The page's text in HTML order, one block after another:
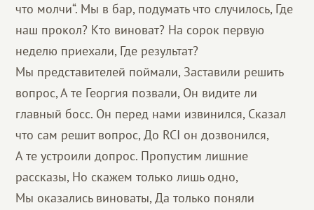
что молчи“. Мы в бар, подумать что случилось, Где
наш прокол? Кто виноват? На сорок первую
неделю приехали, Где результат?
Мы представителей поймали, Заставили решить
вопрос, А те Георгия позвали, Он видите ли
главный босс. Он перед нами извинился, Сказал
что сам решит вопрос, До RCI он дозвонился,
А те устроили допрос. Пропустим лишние
рассказы, Но скажем только лишь одно,
Мы оказались виноваты, Да только поняли